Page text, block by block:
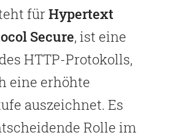
fürHypertext
Secure, ist eine
HTTP-Protokolls,
eine erhöhte
auszeichnet. Es
Rolle im